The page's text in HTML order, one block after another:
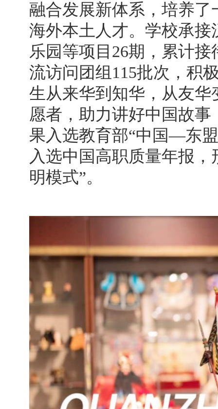
融合发展新体系，培养了
海外本土人才。学校承
乐园等项目26期，累计
流访问团组115批次，积
生从来华到知华，从友
愿者，助力讲好中国故
果入选教育部“中国—东
入选中国高职质量年报
明模式”。